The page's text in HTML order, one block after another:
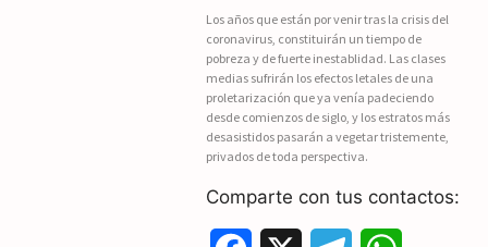
Los años que están por venir tras la crisis del
coronavirus, constituirán un tiempo de
pobreza y de fuerte inestablidad. Las clases
medias sufrirán los efectos letales de una
proletarización que ya venía padeciendo
desde comienzos de siglo, y los estratos más
desasistidos pasarán a vegetar tristemente,
privados de toda perspectiva.
Comparte con tus contactos: